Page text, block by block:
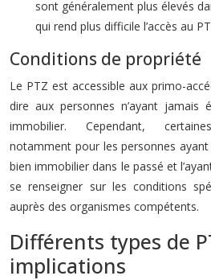
sont généralement plus élevés
qui rend plus difficile l’accès au
Conditions de propriété
Le PTZ est accessible aux primo-
dire aux personnes n’ayant jamais
immobilier. Cependant,
notamment pour les personnes ayant
bien immobilier dans le passé et
se renseigner sur les conditions
auprès des organismes compétents.
Différents types de
implications